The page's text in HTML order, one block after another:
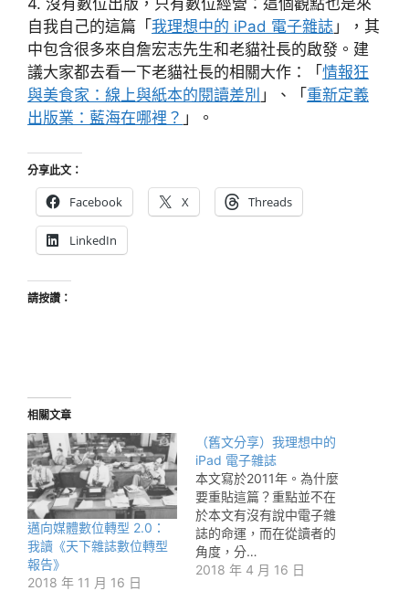
自我自己的這篇「我理想中的 iPad 電子雜誌 」，其
中包含很多來自詹宏志先生和老貓社長的啟發。建
議大家都去看一下老貓社長的相關大作：「情報狂
與美食家：線上與紙本的閱讀差別 」、「重新定義
出版業：藍海在哪裡？ 」。
分享此文：
Facebook X Threads
LinkedIn
請按讚：
相關文章
邁向媒體數位轉型 2.0：
我讀《天下雜誌數位轉型
報告》
2018 年 11 月 16 日
（舊文分享）我理想中的
iPad 電子雜誌
本文寫於2011年。為什麼
要重貼這篇？重點並不在
於本文有沒有說中電子雜
誌的命運，而在從讀者的
角度，分…
2018 年 4 月 16 日